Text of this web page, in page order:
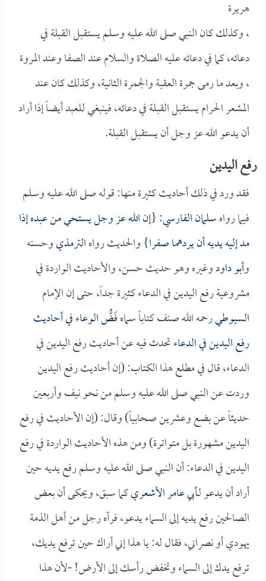
هريرة
، وكذلك كان النبي صلى الله عليه وسلم يستقبل القبلة في
دعائه، كما في دعائه عليه الصلاة والسلام عندالصفاوعندالمروة
، وبعد ما رمى جمرة العقبة والجمرة الثانية، وكذلك كان عند
المشعر الحرام يستقبل القبلة في دعائه، فينبغي للعبد أيضاً إذا أراد
أن يدعو الله عز وجل أن يستقبل القبلة.
رفع اليدين
فقد ورد في ذلك أحاديث كثيرة منها: قوله صلى الله عليه وسلم
فيما رواهسلمان الفارسي:{إن الله عز وجل يستحي من عبده إذا
مد إليه يديه أن يردهما صفرا} والحديث رواهالترمذيوحسنه
وأبو داودوغيره وهو حديث حسن، والأحاديث الواردة في
مشروعية رفع اليدين في الدعاء كثيرة جداً، حتى إن الإمام
السيوطيرحمه الله صنف كتاباً سماهفَضُّ الوعاء في أحاديث
رفع اليدين في الدعاءتحدث فيه عن أحاديث رفع اليدين في
الدعاء، قال في مطلع هذا الكتاب: (إن أحاديث رفع اليدين
وردت عن النبي صلى الله عليه وسلم من نحو نيف وأربعين
حديثاً عن بضع وعشرين صحابياً) وقال: (إن الأحاديث في رفع
اليدين مشهورة بل متواترة) ومن هذه الأحاديث الواردة في رفع
اليدين في الدعاء: أن النبي صلى الله عليه وسلم رفع يديه حين
أراد أن يدعو لـأبي عامر الأشعريكما سبق، ويحكى أن بعض
الصالحين رفع يديه إلى السماء يدعو، فرآه رجل من أهل الذمة
يهودي أو نصراني، فقال له: يا هذا إني أراك حين ترفع يديك،
ترفع يدك إلى السماء وتخفض رأسك إلى الأرض! -لأن هذا